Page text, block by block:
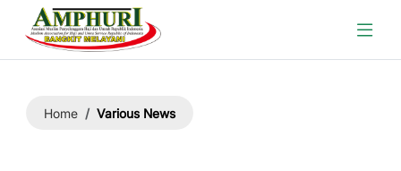
Home Various News